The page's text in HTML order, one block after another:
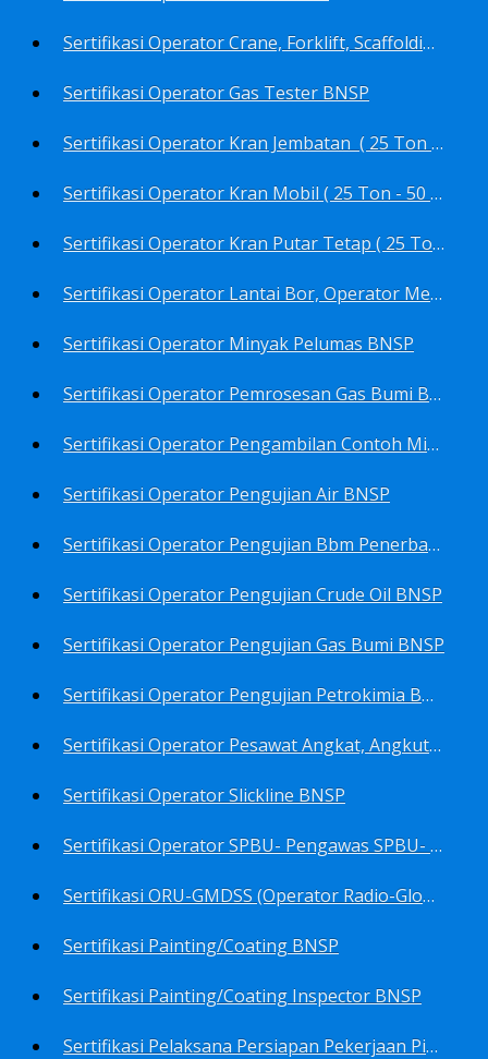
Sertifikasi Operator Crane, Forklift, Scaffolding/Scaffolder, Boiler, Rigger BNSP
Sertifikasi Operator Gas Tester BNSP
Sertifikasi Operator Kran Jembatan ( 25 Ton - 50 Ton - > 50 ) BNSP
Sertifikasi Operator Kran Mobil ( 25 Ton - 50 Ton - > 50 ) BNSP
Sertifikasi Operator Kran Putar Tetap ( 25 Ton - 50 Ton - > 50 ) BNSP
Sertifikasi Operator Lantai Bor, Operator Menara Bor, Juru Bor, Ahli Pengendali Pengeboran BNSP
Sertifikasi Operator Minyak Pelumas BNSP
Sertifikasi Operator Pemrosesan Gas Bumi BNSP
Sertifikasi Operator Pengambilan Contoh Minyak Bumi, Gas Bumi, Bbm- Bbn- Pelumas, Udara, Limbah, Air BNSP
Sertifikasi Operator Pengujian Air BNSP
Sertifikasi Operator Pengujian Bbm Penerbangan Dan Non Penerbangan BNSP
Sertifikasi Operator Pengujian Crude Oil BNSP
Sertifikasi Operator Pengujian Gas Bumi BNSP
Sertifikasi Operator Pengujian Petrokimia BNSP
Sertifikasi Operator Pesawat Angkat, Angkut Dan Juru Ikat Beban BNSP
Sertifikasi Operator Slickline BNSP
Sertifikasi Operator SPBU- Pengawas SPBU- Teknisi SPBU- Teknisi Service Station SPBU BNSP
Sertifikasi ORU-GMDSS (Operator Radio-Global Maritime Distress&Safety System) BNSP
Sertifikasi Painting/Coating BNSP
Sertifikasi Painting/Coating Inspector BNSP
Sertifikasi Pelaksana Persiapan Pekerjaan Pims BNSP